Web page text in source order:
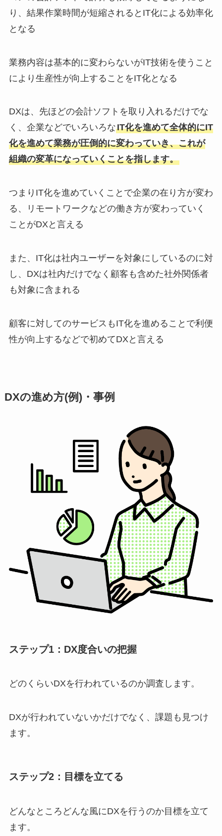
り、結果作業時間が短縮されるとIT化による効率化
となる
業務内容は基本的に変わらないがIT技術を使うこと
により生産性が向上することをIT化となる
DXは、先ほどの会計ソフトを取り入れるだけでな
く、企業などでいろいろなIT化を進めて全体的にIT
化を進めて業務が圧倒的に変わっていき、これが
組織の変革になっていくことを指します。
つまりIT化を進めていくことで企業の在り方が変わ
る、リモートワークなどの働き方が変わっていく
ことがDXと言える
また、IT化は社内ユーザーを対象にしているのに対
し、DXは社内だけでなく顧客も含めた社外関係者
も対象に含まれる
顧客に対してのサービスもIT化を進めることで利便
性が向上するなどで初めてDXと言える
DXの進め方(例)・事例
ステップ1：DX度合いの把握
どのくらいDXを行われているのか調査します。
DXが行われていないかだけでなく、課題も見つけ
ます。
ステップ2：目標を立てる
どんなところどんな風にDXを行うのか目標を立て
ます。